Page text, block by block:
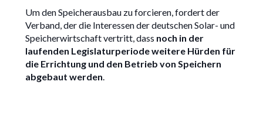
Um den Speicherausbau zu forcieren, fordert der
Verband, der die Interessen der deutschen Solar- und
Speicherwirtschaft vertritt, dass noch in der
laufenden Legislaturperiode weitere Hürden für
die Errichtung und den Betrieb von Speichern
abgebaut werden.